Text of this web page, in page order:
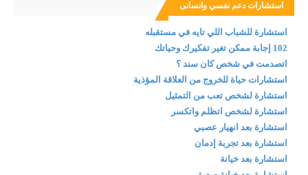
استشارات دعم نفسي وانسانى
استشارة للشباب اللي تايه في مستقبله
102 إجابة ممكن تغير تفكيرك وحياتك
اتصدمت في شخص كان سند ؟
استشارات حياة للخروج من العلاقة المؤذية
استشارة لشخص تعب من التمثيل
استشارة لشخص اتظلم واتكسر
استشارة بعد انهيار عصبي
استشارة بعد تجربة إدمان
استشارة بعد خيانة